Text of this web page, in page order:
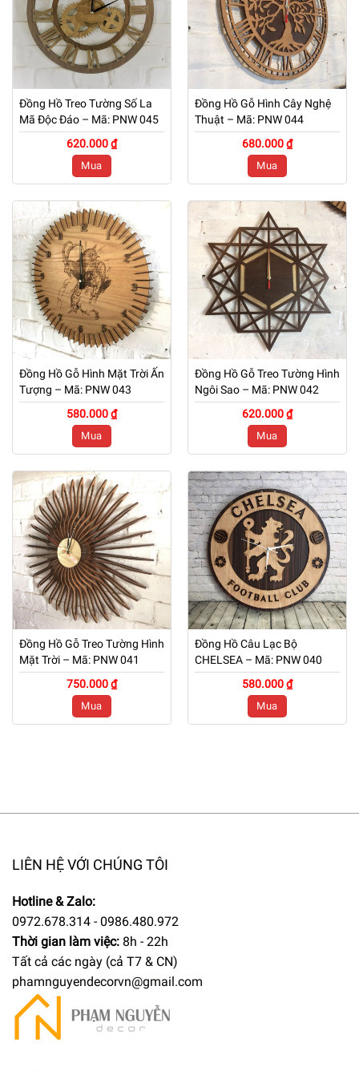
Đồng Hồ Treo Tường Số La
Mã Độc Đáo – Mã: PNW 045
620.000 ₫
Mua
Đồng Hồ Gỗ Hình Cây Nghệ
Thuật – Mã: PNW 044
680.000 ₫
Mua
Đồng Hồ Gỗ Hình Mặt Trời Ấn
Tượng – Mã: PNW 043
580.000 ₫
Mua
Đồng Hồ Gỗ Treo Tường Hình
Ngôi Sao – Mã: PNW 042
620.000 ₫
Mua
Đồng Hồ Gỗ Treo Tường Hình
Mặt Trời – Mã: PNW 041
750.000 ₫
Mua
Đồng Hồ Câu Lạc Bộ
CHELSEA – Mã: PNW 040
580.000 ₫
Mua
LIÊN HỆ VỚI CHÚNG TÔI
Hotline & Zalo:
0972.678.314 - 0986.480.972
Thời gian làm việc: 8h - 22h
Tất cả các ngày (cả T7 & CN)
phamnguyendecorvn@gmail.com